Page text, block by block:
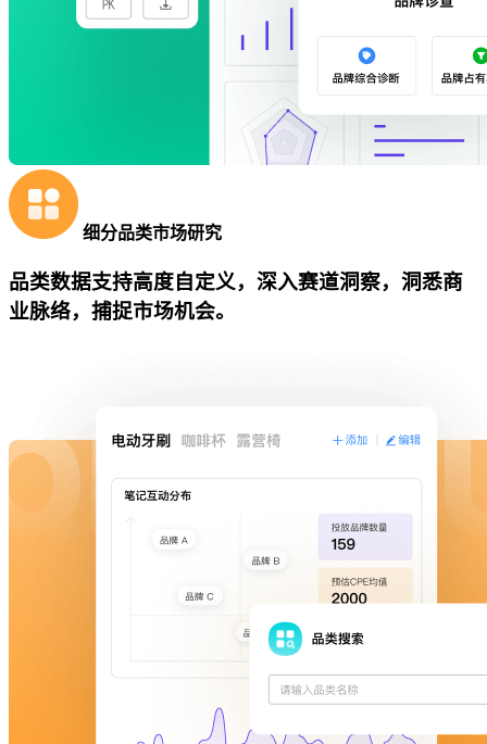
细分品类市场研究
品类数据支持高度自定义，深入赛道洞察，洞悉商
业脉络，捕捉市场机会。